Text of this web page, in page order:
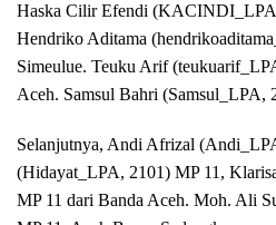
Haska Cilir Efendi
Hendriko Aditama
Simeulue. Teuku Arif
Aceh. Samsul Bahri (Samsul_LPA,
Selanjutnya, Andi Afrizal
(Hidayat_LPA, 2101) MP 11,
MP 11 dari Banda Aceh. Moh. Ali